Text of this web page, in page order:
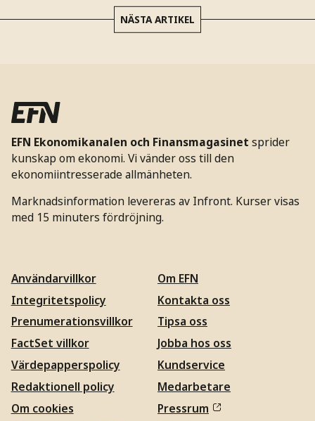
NÄSTA ARTIKEL
EFN Ekonomikanalen och Finansmagasinet sprider
kunskap om ekonomi. Vi vänder oss till den
ekonomiintresserade allmänheten.
Marknadsinformation levereras av Infront. Kurser visas
med 15 minuters fördröjning.
Användarvillkor
Integritetspolicy
Prenumerationsvillkor
FactSet villkor
Värdepapperspolicy
Redaktionell policy
Om cookies
Om EFN
Kontakta oss
Tipsa oss
Jobba hos oss
Kundservice
Medarbetare
Pressrum